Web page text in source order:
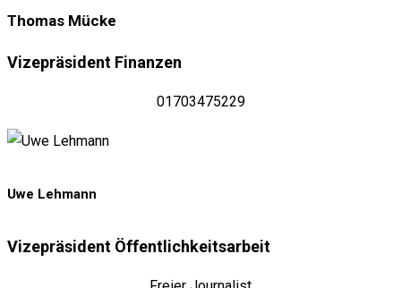
Thomas Mücke
Vizepräsident Finanzen
01703475229
Uwe Lehmann
Vizepräsident Öffentlichkeitsarbeit